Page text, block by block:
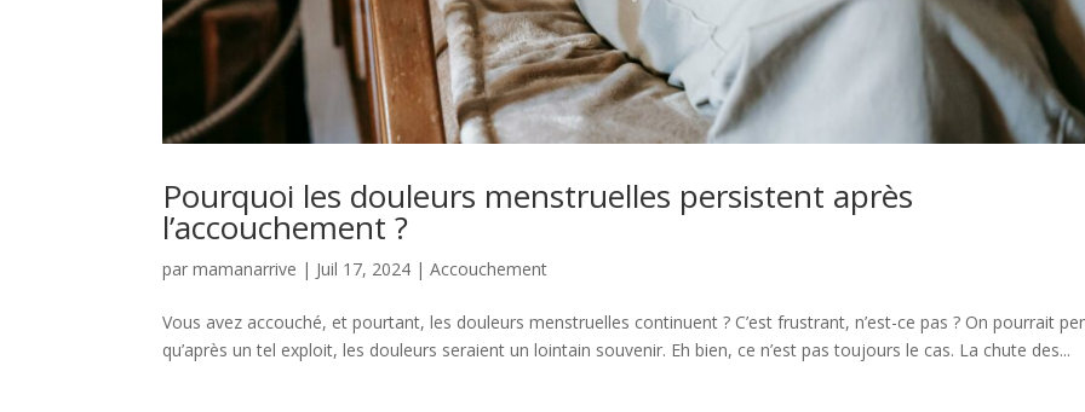
Pourquoi les douleurs menstruelles persistent après
l’accouchement ?
parmamanarrive | Juil 17, 2024 |Accouchement
Vous avez accouché, et pourtant, les douleurs menstruelles continuent ? C’est frustrant, n’est-ce pas ? On pourrait
qu’après un tel exploit, les douleurs seraient un lointain souvenir. Eh bien, ce n’est pas toujours le cas. La chute des...